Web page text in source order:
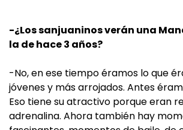
-¿Los sanjuaninos verán una
la de hace 3 años?
-No, en ese tiempo éramos lo que
jóvenes y más arrojados. Antes
Eso tiene su atractivo porque eran
adrenalina. Ahora también hay